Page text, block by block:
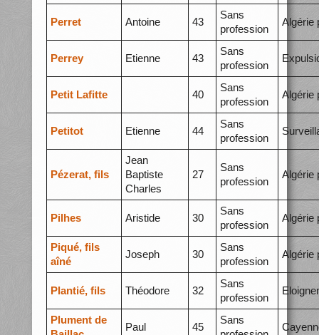
Perret Antoine 43
Sans
profession
Algérie
Perrey Etienne 43
Sans
profession
Petit Lafitte 40
Sans
profession
Algérie
Petitot Etienne 44
Sans
profession
Pézerat, fils
Jean
Baptiste
Charles
27
Sans
profession
Algérie
Pilhes Aristide 30
Sans
profession
Algérie
Piqué, fils
aîné
Joseph 30
Sans
profession
Algérie
Plantié, fils Théodore 32
Sans
profession
Plument de
Paul 45
Sans